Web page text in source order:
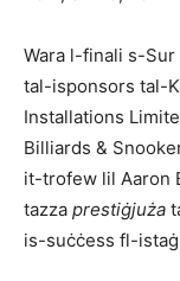
Wara l-finali s-
tal-isponsors tal-
Installations
Billiards &
it-trofew lil Aaron
tazza prestiġjuża
is-suċċess fl-